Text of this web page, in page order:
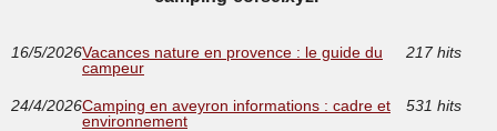
16/5/2026Vacances nature en provence : le guide du
campeur
217 hits
24/4/2026Camping en aveyron informations : cadre et
environnement
531 hits